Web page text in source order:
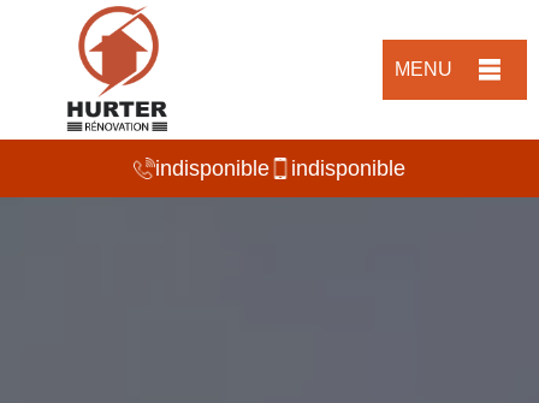
MENU
indisponible indisponible